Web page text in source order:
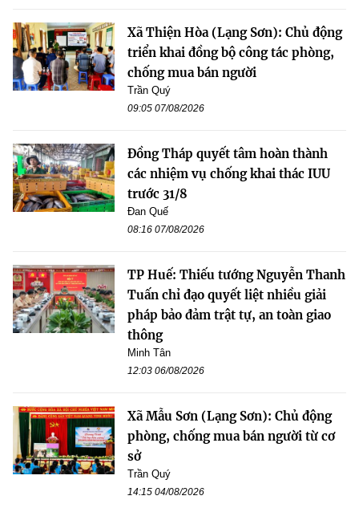
Xã Thiện Hòa (Lạng Sơn): Chủ động
triển khai đồng bộ công tác phòng,
chống mua bán người
Trần Quý
09:05 07/08/2026
Đồng Tháp quyết tâm hoàn thành
các nhiệm vụ chống khai thác IUU
trước 31/8
Đan Quế
08:16 07/08/2026
TP Huế: Thiếu tướng Nguyễn Thanh
Tuấn chỉ đạo quyết liệt nhiều giải
pháp bảo đảm trật tự, an toàn giao
thông
Minh Tân
12:03 06/08/2026
Xã Mẫu Sơn (Lạng Sơn): Chủ động
phòng, chống mua bán người từ cơ
sở
Trần Quý
14:15 04/08/2026